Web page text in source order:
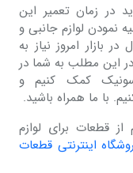
در زمان تعمیر این
نمودن لوازم جانبی و
بازار امروز نیاز به
این مطلب به شما در
کمک کنیم و
با ما همراه باشید.
از قطعات برای لوازم
اینترنتی قطعات